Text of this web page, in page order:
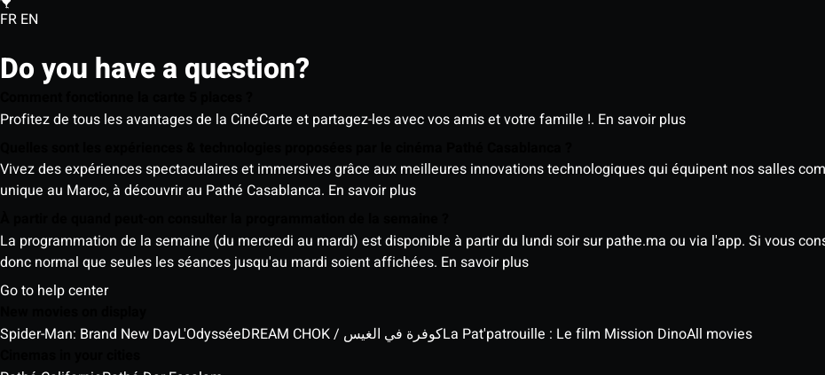
FR EN
Do you have a question?
Profitez de tous les avantages de la CinéCarte et partagez-les avec vos amis et votre famille !. En savoir plus
Vivez des expériences spectaculaires et immersives grâce aux meilleures innovations technologiques qui équipent nos salles
unique au Maroc, à découvrir au Pathé Casablanca. En savoir plus
La programmation de la semaine (du mercredi au mardi) est disponible à partir du lundi soir sur pathe.ma ou via l'app. Si vous
donc normal que seules les séances jusqu'au mardi soient affichées. En savoir plus
Go to help center
Spider-Man: Brand New DayL'Odyssée DREAM CHOK / كوفرة في الغيسLa Pat'patrouille : Le film Mission DinoAll movies